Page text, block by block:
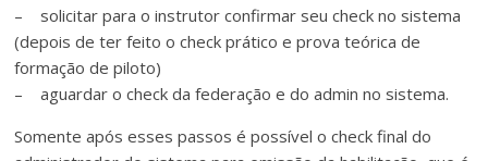
– solicitar para o instrutor confirmar seu check no sistema
(depois de ter feito o check prático e prova teórica de
formação de piloto)
– aguardar o check da federação e do admin no sistema.
Somente após esses passos é possível o check final do